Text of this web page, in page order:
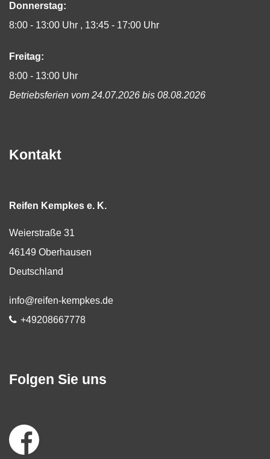
Donnerstag:
8:00 - 13:00 Uhr
13:45 - 17:00 Uhr
Freitag:
8:00 - 13:00 Uhr
Betriebsferien vom 24.07.2026 bis 08.08.2026
Kontakt
Reifen Kempkes e. K.
Weierstraße 31
46149 Oberhausen
Deutschland
E-Mail:
info@reifen-kempkes.de
Telefon:
+49208667778
Folgen Sie uns
Social
Media